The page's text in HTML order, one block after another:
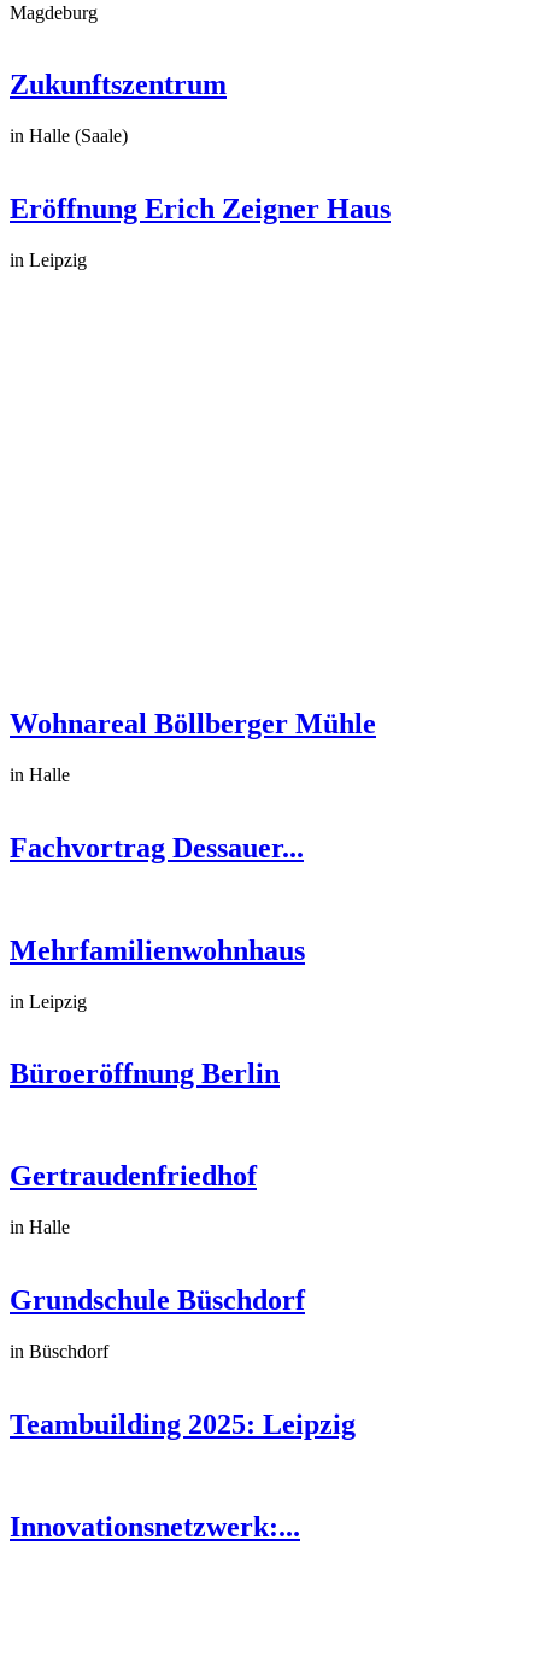
Magdeburg
Zukunftszentrum
in Halle (Saale)
Eröffnung Erich Zeigner Haus
in Leipzig
Wohnareal Böllberger Mühle
in Halle
Fachvortrag Dessauer...
Mehrfamilienwohnhaus
in Leipzig
Büroeröffnung Berlin
Gertraudenfriedhof
in Halle
Grundschule Büschdorf
in Büschdorf
Teambuilding 2025: Leipzig
Innovationsnetzwerk:...